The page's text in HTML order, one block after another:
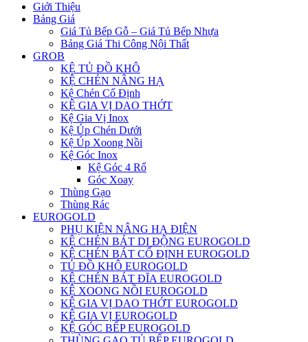
Giới Thiệu
Bảng Giá
Giá Tủ Bếp Gỗ – Giá Tủ Bếp Nhựa
Bảng Giá Thi Công Nội Thất
GROB
KỆ TỦ ĐỒ KHÔ
KỆ CHÉN NÂNG HẠ
Kệ Chén Cố Định
KỆ GIA VỊ DAO THỚT
Kệ Gia Vị Inox
Kệ Úp Chén Dưới
Kệ Úp Xoong Nồi
Kệ Góc Inox
Kệ Góc 4 Rổ
Góc Xoay
Thùng Gạo
Thùng Rác
EUROGOLD
PHỤ KIỆN NÂNG HẠ ĐIỆN
KỆ CHÉN BÁT DI ĐỘNG EUROGOLD
KỆ CHÉN BÁT CỐ ĐỊNH EUROGOLD
TỦ ĐỒ KHÔ EUROGOLD
KỆ CHÉN BÁT ĐĨA EUROGOLD
KỆ XOONG NỒI EUROGOLD
KỆ GIA VỊ DAO THỚT EUROGOLD
KỆ GIA VỊ EUROGOLD
KỆ GÓC BẾP EUROGOLD